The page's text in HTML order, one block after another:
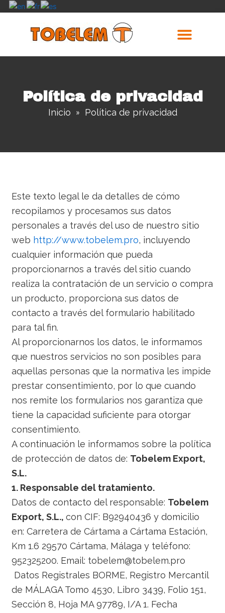
contenido
Política de privacidad
Inicio » Política de privacidad
Este texto legal le da detalles de cómo
recopilamos y procesamos sus datos
personales a través del uso de nuestro sitio
web http://www.tobelem.pro, incluyendo
cualquier información que pueda
proporcionarnos a través del sitio cuando
realiza la contratación de un servicio o compra
un producto, proporciona sus datos de
contacto a través del formulario habilitado
para tal fin.
Al proporcionarnos los datos, le informamos
que nuestros servicios no son posibles para
aquellas personas que la normativa les impide
prestar consentimiento, por lo que cuando
nos remite los formularios nos garantiza que
tiene la capacidad suficiente para otorgar
consentimiento.
A continuación le informamos sobre la política
de protección de datos de: Tobelem Export,
S.L.
1. Responsable del tratamiento.
Datos de contacto del responsable: Tobelem
Export, S.L.,con CIF: B92940436 y domicilio
en: Carretera de Cártama a Cártama Estación,
Km 1.6 29570 Cártama, Málaga y teléfono:
952325200. Email: tobelem@tobelem.pro
Datos Registrales BORME, Registro Mercantil
de MÁLAGA Tomo 4530, Libro 3439, Folio 151,
Sección 8, Hoja MA 97789, I/A 1. Fecha